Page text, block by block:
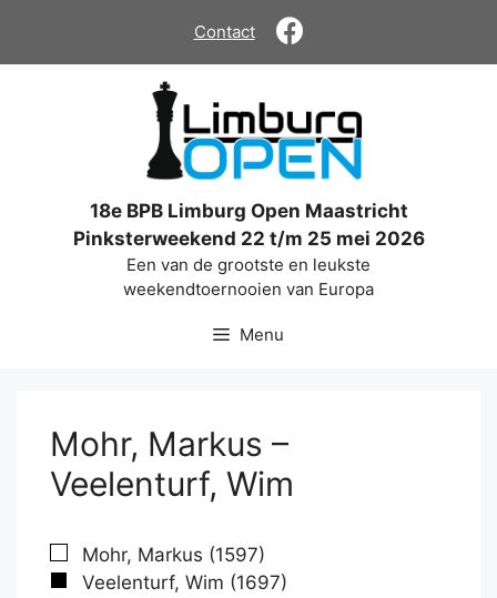
de
Contact
18e BPB Limburg Open Maastricht
Pinksterweekend 22 t/m 25 mei 2026
Een van de grootste en leukste
weekendtoernooien van Europa
Menu
Mohr, Markus –
Veelenturf, Wim
Mohr, Markus (1597)
Veelenturf, Wim (1697)